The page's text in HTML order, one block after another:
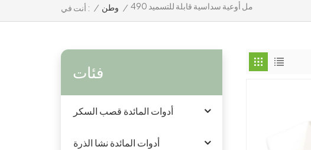
أنت في : / وطن / 490 مل أوعية سداسية قابلة للتسميد
فئات
أدوات المائدة قصب السكر
أدوات المائدة نشا الذرة